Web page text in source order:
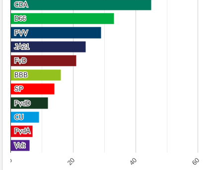
0 20 40 60
CDA
CDA
D66
D66
PVV
PVV
JA21
JA21
FvD
FvD
BBB
BBB
SP
SP
PvdD
PvdD
CU
CU
PvdA
PvdA
Volt
Volt